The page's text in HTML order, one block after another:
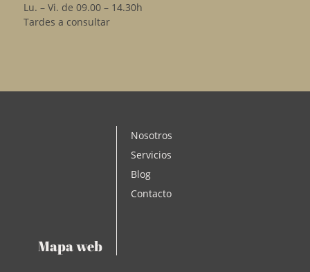
Lu. – Vi. de 09.00 – 14.30h
Tardes a consultar
Mapa web
Nosotros
Servicios
Blog
Contacto